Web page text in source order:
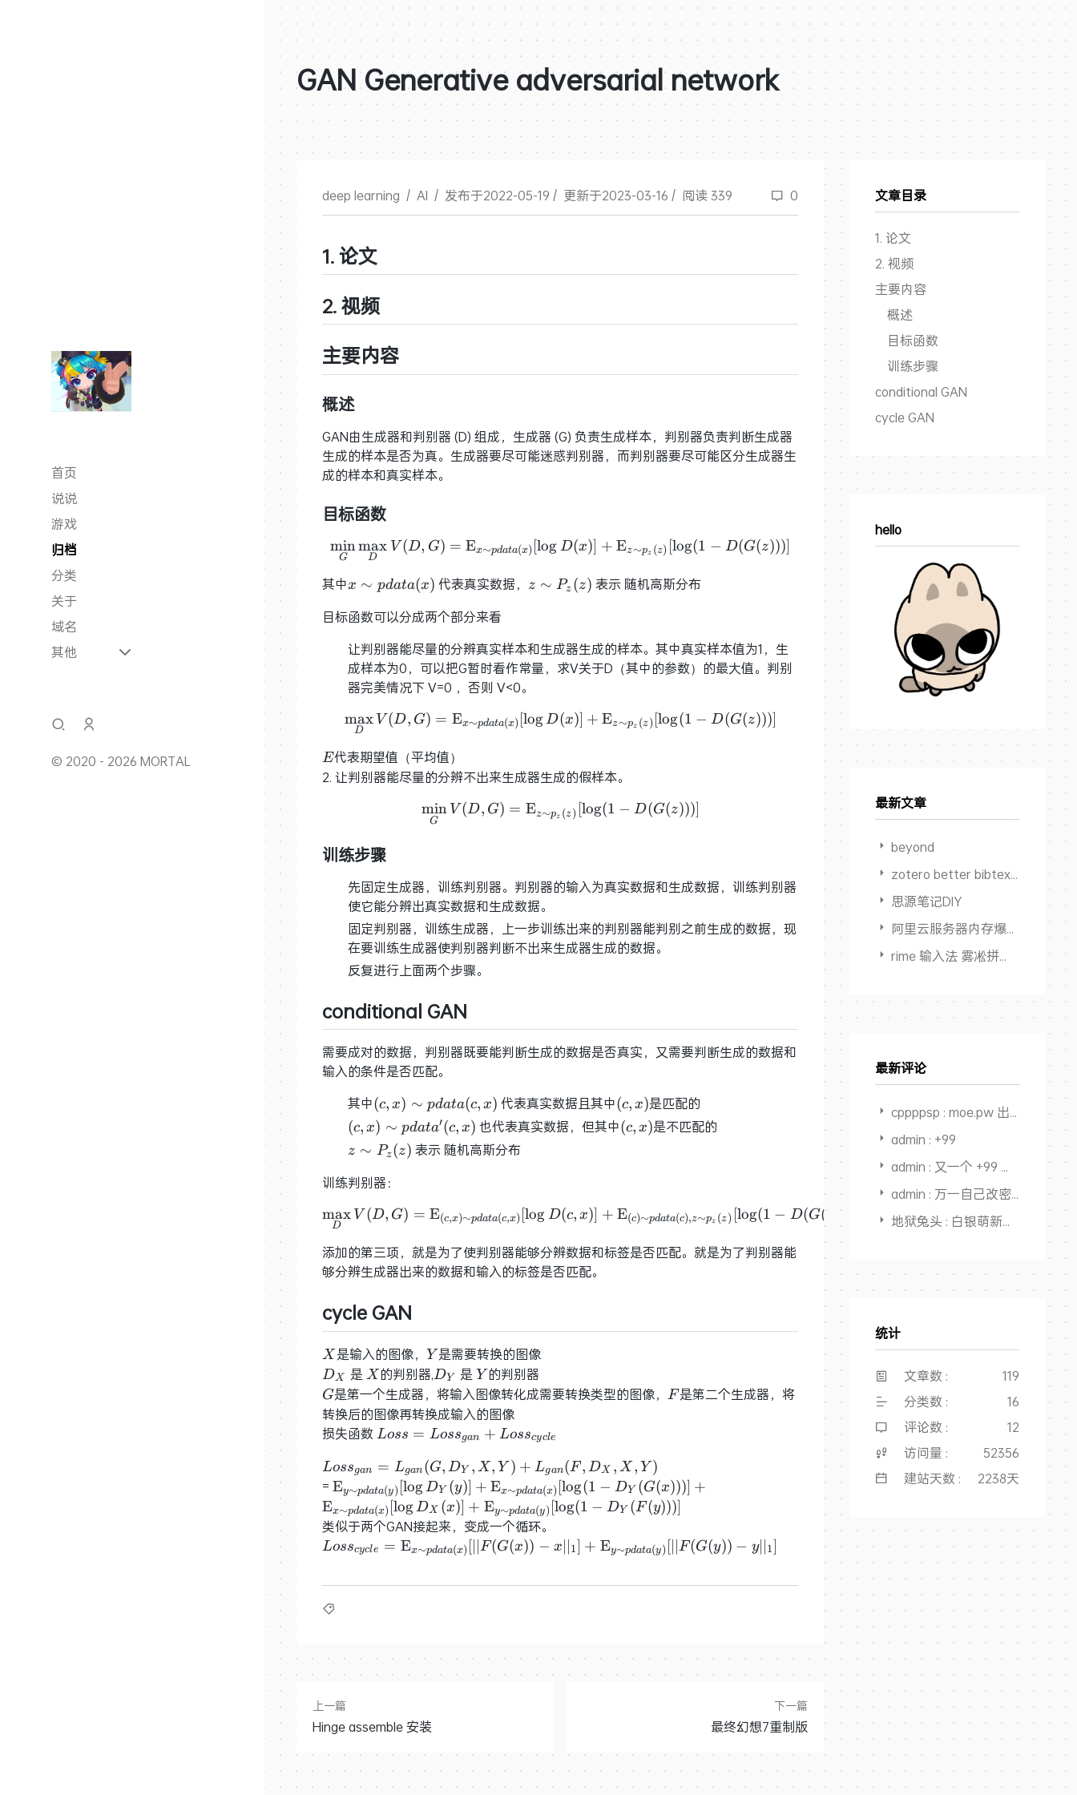
首页
说说
游戏
归档
分类
关于
域名
其他
© 2020 - 2026 MORTAL
GAN Generative adversarial network
deep learning / AI / 发布于2022-05-19 / 更新于2023-03-16 / 阅读 339 0
1. 论文
2.视频
主要内容
概述
GAN由生成器和判别器 (D) 组成，生成器 (G) 负责生成样本，判别器负责判断生成器
生成的样本是否为真。生成器要尽可能迷惑判别器，而判别器要尽可能区分生成器生
成的样本和真实样本。
目标函数
\mathop {\min }\limits_G \mathop {\max }\limits_D V(D,G) = {\rm
G
min
D
max V (D, G) = Ex∼pdata(x) [log D(x)] + Ez∼pz (z) [log(1 − D(G(z)))]
其中x\sim{p{data}
x ∼ pdata(x) 代表真实数据， z\sim{P_z(z)}
z ∼ Pz (z) 表示 随机高斯分布
目标函数可以分成两个部分来看
让判别器能尽量的分辨真实样本和生成器生成的样本。其中真实样本值为1，生
成样本为0，可以把G暂时看作常量，求V关于D（其中的参数）的最大值。判别
器完美情况下 V=0 ，否则 V<0。
\mathop {\max }\limits_D V(D,G) = {\rm E}_{x\sim{p{data}(x)}}[\log
D
max V (D, G) = Ex∼pdata(x) [logD(x)] + Ez∼pz (z) [log(1 − D(G(z)))]
E
E代表期望值（平均值）
2. 让判别器能尽量的分辨不出来生成器生成的假样本。
\mathop {\min }\limits_G V(D,G) = {\rm E}_{z\sim{p_z}(z)}[\log (1 -
G
min V (D, G) = Ez∼pz (z) [log(1 − D(G(z)))]
训练步骤
先固定生成器，训练判别器。判别器的输入为真实数据和生成数据，训练判别器
使它能分辨出真实数据和生成数据。
固定判别器，训练生成器，上一步训练出来的判别器能判别之前生成的数据，现
在要训练生成器使判别器判断不出来生成器生成的数据。
反复进行上面两个步骤。
conditional GAN
需要成对的数据，判别器既要能判断生成的数据是否真实，又需要判断生成的数据和
输入的条件是否匹配。
其中(c,x)\sim{p{data}
(c,x)}
(c, x) ∼ pdata(c, x) 代表真实数据且其中(c,x)
(c, x)是匹配的
(c,x)\sim{p{data'}
(c,x)}
(c, x) ∼ pdata′(c, x) 也代表真实数据，但其中(c,x)
(c, x)是不匹配的
z\sim{P_z(z)}
z ∼ Pz(z) 表示 随机高斯分布
训练判别器：
\mathop {\max }\limits_D V(D,G) = {\rm
D
max V (D, G) = E(c,x)∼pdata(c,x) [log D(c, x)] + E(c)∼pdata(c),z∼pz (z) [log(1 − D(G( z + E(c,x)∼ pd t a‘( c,x)[log D ,
添加的第三项，就是为了使判别器能够分辨数据和标签是否匹配。就是为了判别器能
够分辨生成器出来的数据和输入的标签是否匹配。
cycle GAN
X
X 是输入的图像， Y
Y 是需要转换的图像
D_X
DX 是 X
X的判别器,D_Y
DY 是 Y
Y 的判别器
G
G是第一个生成器，将输入图像转化成需要转换类型的图像， F
F 是第二个生成器，将
转换后的图像再转换成输入的图像
损失函数 Loss =
Loss_{cycle}
Loss = Lossgan + Losscycle
Loss_{gan}
= L_{gan}
(G,D_Y,X,Y)
+ L_{gan}
(F,D_X,X,Y)
Lossgan = Lgan (G, DY , X, Y ) + Lgan(F , DX , X , Y )
= {\rm
E}_{y\sim{p{data}
(y)}}[\log D_Y(y)]
+ {\rm
E}_{x\sim{pdata}
{\rm
+ {\rm
(y)}[\log (1 -
D_Y(F(y)))]
Ey∼pdata(y) [log DY (y)] + Ex∼pdata(x) [log(1 − DY (G(x)))] +
Ex∼pdata(x) [log DX (x)] + Ey∼pdata(y) [log(1 − DY (F (y)))]
类似于两个GAN接起来，变成一个循环。
Loss_{cycle} =
E}_{x\sim{p{data}
(x)}}[||F(G(x)) -
x||_1] + {\rm
(y)}}[||F(G(y)) -
y||_1]
Losscycle = Ex∼pdata(x) [∣∣ F(G(x)) − x∣∣1] + Ey∼pdata(y) [∣∣ F(G(y)) − y∣∣1]
上一篇
Hinge assemble 安装
下一篇
最终幻想7重制版
文章目录
1. 论文
2. 视频
主要内容
概述
目标函数
训练步骤
conditional GAN
cycle GAN
hello
最新文章
beyond
zotero better bibtex 限制输出作者数量
思源笔记DIY
阿里云服务器内存爆满卡死但 Swap占用为0
rime 输入法 雾凇拼音 多端同步方案
最新评论
cppppsp : moe.pw 出不出
admin : +99
admin : 又一个 +99 感觉快回本，开始赚钱了
admin : 万一自己改密码后忘了，还能从记录里面找出来，又一个用途，
地狱兔头 : 白银萌新搜教程点进来，全是干货，大佬NB👍
统计
文章数 :
119
分类数 :
16
评论数 :
12
访问量 :
52356
建站天数 :
2238天